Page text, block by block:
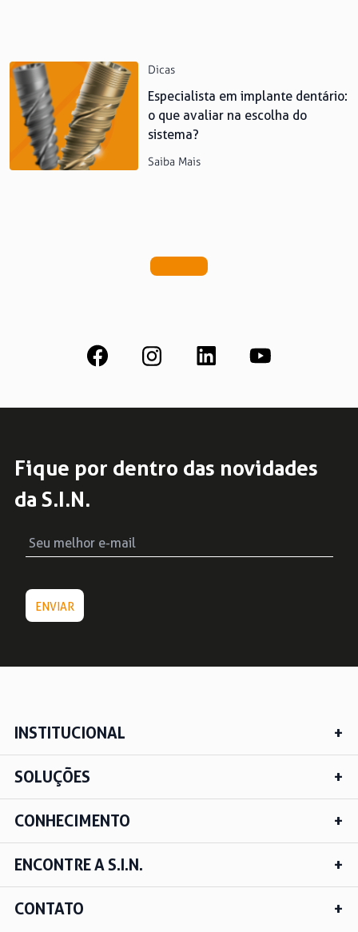
Dicas
Especialista em implante dentário:
o que avaliar na escolha do
sistema?
Saiba Mais
Fique por dentro das novidades
da S.I.N.
INSTITUCIONAL
SOLUÇÕES
CONHECIMENTO
ENCONTRE A S.I.N.
CONTATO